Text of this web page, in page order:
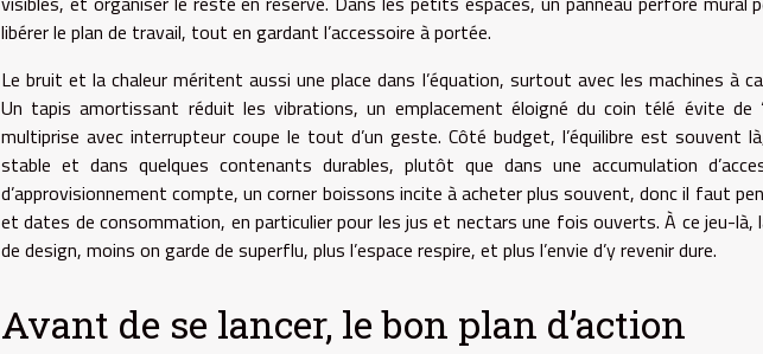
libérer le plan de travail, tout en gardant l’accessoire à portée.
Le bruit et la chaleur méritent aussi une place dans l’équation, surtout avec les machines à
Un tapis amortissant réduit les vibrations, un emplacement éloigné du coin télé évite de
multiprise avec interrupteur coupe le tout d’un geste. Côté budget, l’équilibre est souvent
stable et dans quelques contenants durables, plutôt que dans une accumulation
d’approvisionnement compte, un corner boissons incite à acheter plus souvent, donc il faut
et dates de consommation, en particulier pour les jus et nectars une fois ouverts. À ce jeu-là,
de design, moins on garde de superflu, plus l’espace respire, et plus l’envie d’y revenir dure.
Avant de se lancer, le bon plan d’action